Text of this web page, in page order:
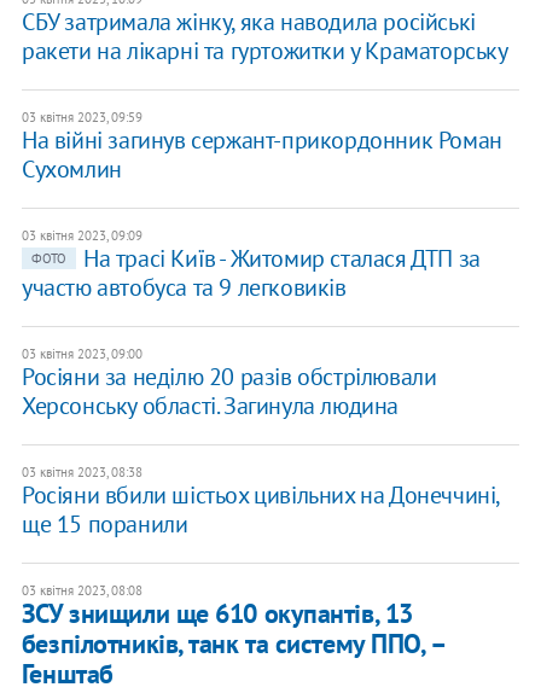
СБУ затримала жінку, яка наводила російські
ракети на лікарні та гуртожитки у Краматорську
03 квітня 2023, 09:59
На війні загинув сержант-прикордонник Роман
Сухомлин
03 квітня 2023, 09:09
ФОТО
На трасі Київ - Житомир сталася ДТП за
участю автобуса та 9 легковиків
03 квітня 2023, 09:00
Росіяни за неділю 20 разів обстрілювали
Херсонську області. Загинула людина
03 квітня 2023, 08:38
Росіяни вбили шістьох цивільних на Донеччині,
ще 15 поранили
03 квітня 2023, 08:08
ЗСУ знищили ще 610 окупантів, 13
безпілотників, танк та систему ППО, –
Генштаб